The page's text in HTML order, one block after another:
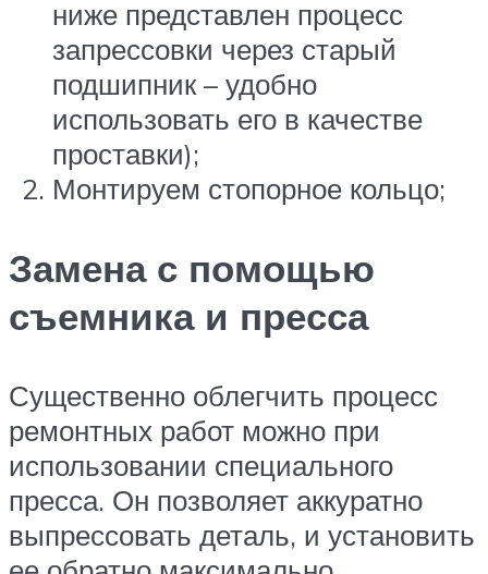
ниже представлен процесс
запрессовки через старый
подшипник – удобно
использовать его в качестве
проставки);
Монтируем стопорное кольцо;
Замена с помощью
съемника и пресса
Существенно облегчить процесс
ремонтных работ можно при
использовании специального
пресса. Он позволяет аккуратно
выпрессовать деталь, и установить